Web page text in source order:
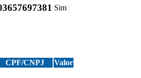
Sim
CPF/CNPJ Valor